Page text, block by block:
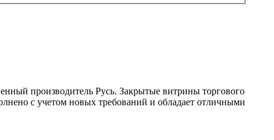
производитель Русь. Закрытые витрины торгового
с учетом новых требований и обладает отличными